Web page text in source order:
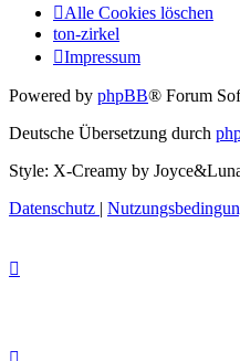
Alle Cookies löschen
ton-zirkel
Impressum
Powered by phpBB® Forum
Deutsche Übersetzung durch
Style: X-Creamy by
Datenschutz |